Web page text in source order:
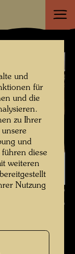
Unknown ©
Hundertwasser Archiv
und
für
und die
zu Ihrer
und
diese
weiteren
Nutzung